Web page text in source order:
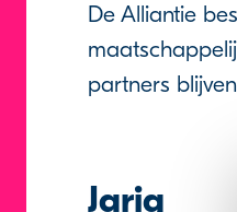
De Alliantie
partners
Jarig